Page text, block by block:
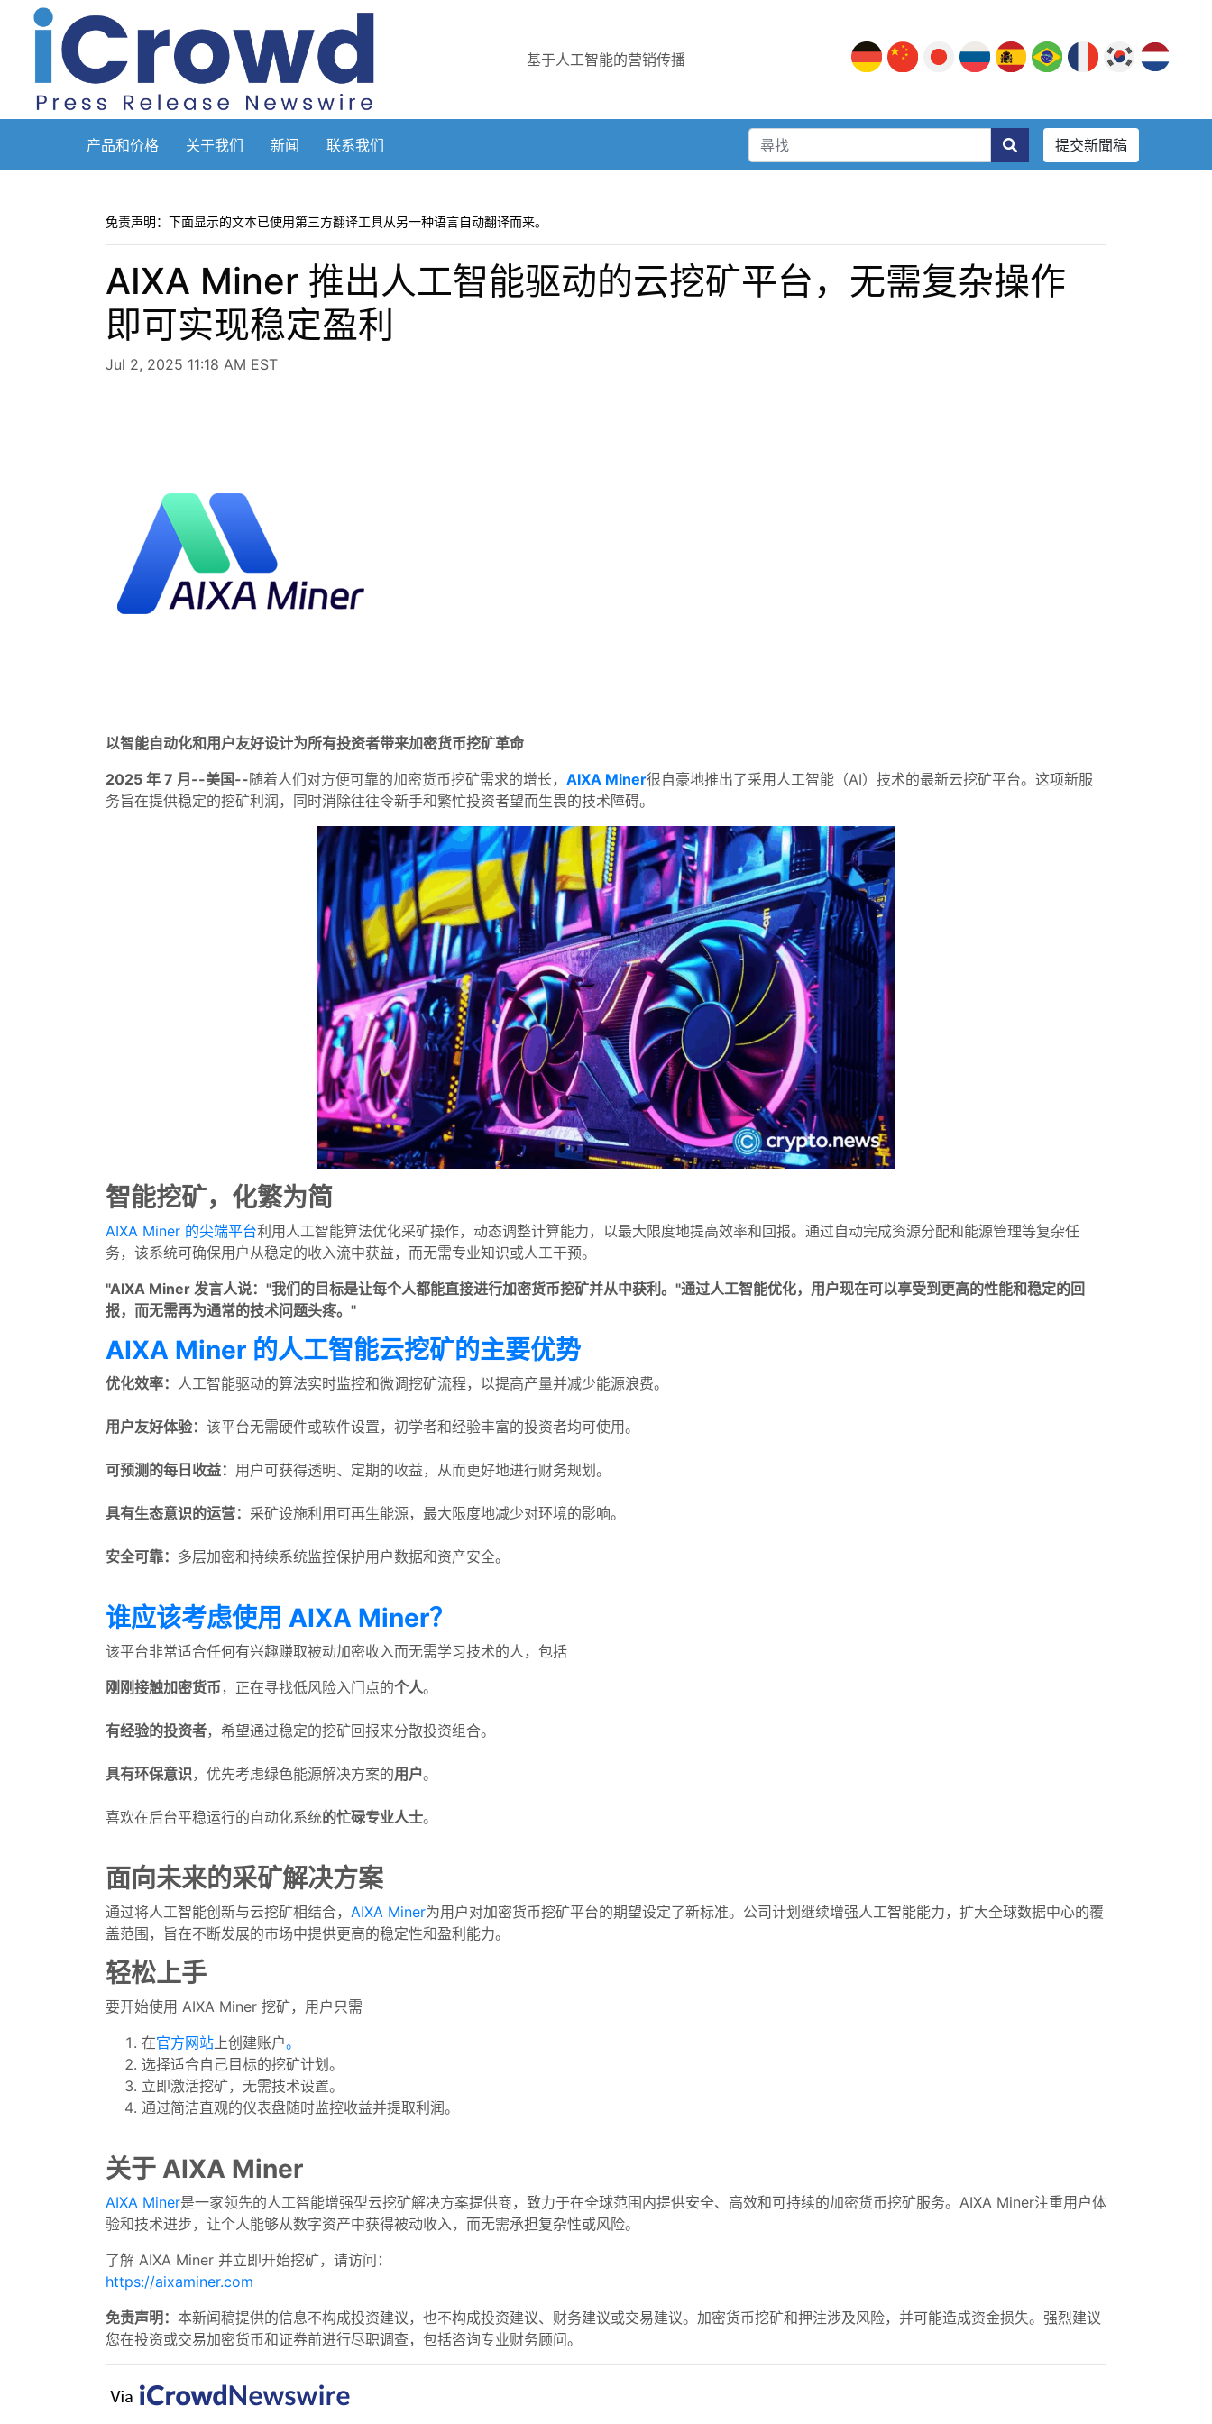
基于人工智能的营销传播
产品和价格 关于我们 新闻 联系我们 提交新聞稿
免责声明：下面显示的文本已使用第三方翻译工具从另一种语言自动翻译而来。
AIXA Miner 推出人工智能驱动的云挖矿平台，无需复杂操作
即可实现稳定盈利
Jul 2, 2025 11:18 AM EST
以智能自动化和用户友好设计为所有投资者带来加密货币挖矿革命
2025 年 7 月--美国--随着人们对方便可靠的加密货币挖矿需求的增长， AIXA Miner很自豪地推出了采用人工智能（AI）技术的最新云挖矿平台。这项新服
务旨在提供稳定的挖矿利润，同时消除往往令新手和繁忙投资者望而生畏的技术障碍。
智能挖矿，化繁为简
AIXA Miner 的尖端平台利用人工智能算法优化采矿操作，动态调整计算能力，以最大限度地提高效率和回报。通过自动完成资源分配和能源管理等复杂任
务，该系统可确保用户从稳定的收入流中获益，而无需专业知识或人工干预。
"AIXA Miner 发言人说："我们的目标是让每个人都能直接进行加密货币挖矿并从中获利。"通过人工智能优化，用户现在可以享受到更高的性能和稳定的回
报，而无需再为通常的技术问题头疼。"
AIXA Miner 的人工智能云挖矿的主要优势
优化效率： 人工智能驱动的算法实时监控和微调挖矿流程，以提高产量并减少能源浪费。
用户友好体验： 该平台无需硬件或软件设置，初学者和经验丰富的投资者均可使用。
可预测的每日收益： 用户可获得透明、定期的收益，从而更好地进行财务规划。
具有生态意识的运营： 采矿设施利用可再生能源，最大限度地减少对环境的影响。
安全可靠： 多层加密和持续系统监控保护用户数据和资产安全。
谁应该考虑使用 AIXA Miner？
该平台非常适合任何有兴趣赚取被动加密收入而无需学习技术的人，包括
刚刚接触加密货币，正在寻找低风险入门点的个人。
有经验的投资者，希望通过稳定的挖矿回报来分散投资组合。
具有环保意识，优先考虑绿色能源解决方案的用户。
喜欢在后台平稳运行的自动化系统的忙碌专业人士。
面向未来的采矿解决方案
通过将人工智能创新与云挖矿相结合， AIXA Miner为用户对加密货币挖矿平台的期望设定了新标准。公司计划继续增强人工智能能力，扩大全球数据中心的覆
盖范围，旨在不断发展的市场中提供更高的稳定性和盈利能力。
轻松上手
要开始使用 AIXA Miner 挖矿，用户只需
在官方网站上创建账户。
选择适合自己目标的挖矿计划。
立即激活挖矿，无需技术设置。
通过简洁直观的仪表盘随时监控收益并提取利润。
关于 AIXA Miner
AIXA Miner是一家领先的人工智能增强型云挖矿解决方案提供商，致力于在全球范围内提供安全、高效和可持续的加密货币挖矿服务。AIXA Miner注重用户体
验和技术进步，让个人能够从数字资产中获得被动收入，而无需承担复杂性或风险。
了解 AIXA Miner 并立即开始挖矿，请访问：
https://aixaminer.com
免责声明： 本新闻稿提供的信息不构成投资建议，也不构成投资建议、财务建议或交易建议。加密货币挖矿和押注涉及风险，并可能造成资金损失。强烈建议
您在投资或交易加密货币和证券前进行尽职调查，包括咨询专业财务顾问。